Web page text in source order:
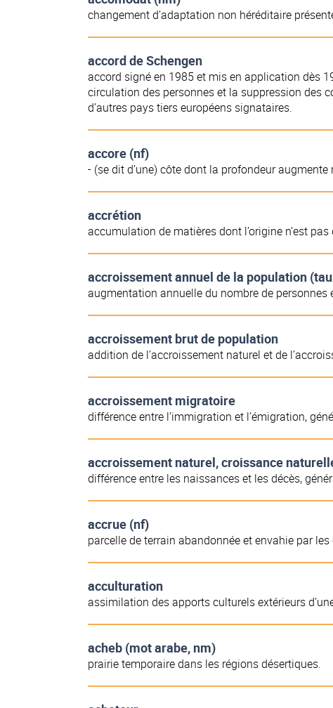
changement d’adaptation non héréditaire
accord de Schengen
accord signé en 1985 et mis en application dès
circulation des personnes et la suppression des
d’autres pays tiers européens signataires.
accore (nf)
- (se dit d’une) côte dont la profondeur
accrétion
accumulation de matières dont l’origine n’est pas
accroissement annuel de la population
augmentation annuelle du nombre de
accroissement brut de population
addition de l’accroissement naturel et de
accroissement migratoire
différence entre l’immigration et l’émigration,
accroissement naturel, croissance
différence entre les naissances et les décès,
accrue (nf)
parcelle de terrain abandonnée et envahie par
acculturation
assimilation des apports culturels extérieurs
acheb (mot arabe, nm)
prairie temporaire dans les régions désertiques.